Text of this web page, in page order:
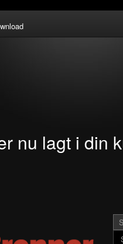
nu lagt i din